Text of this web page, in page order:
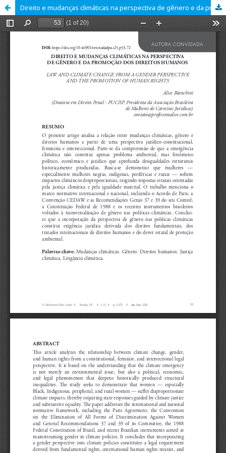
Direito e mudanças climáticas na perspectiva de gênero e da promoção dos direitos humanos